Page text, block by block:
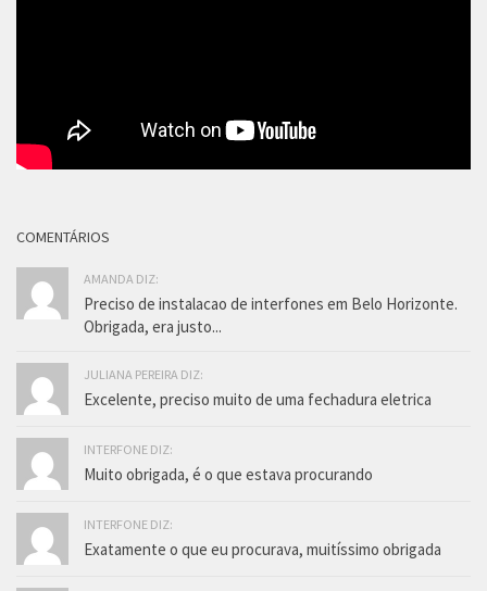
COMENTÁRIOS
AMANDA DIZ:
Preciso de instalacao de interfones em Belo Horizonte.
Obrigada, era justo...
JULIANA PEREIRA DIZ:
Excelente, preciso muito de uma fechadura eletrica
INTERFONE DIZ:
Muito obrigada, é o que estava procurando
INTERFONE DIZ:
Exatamente o que eu procurava, muitíssimo obrigada